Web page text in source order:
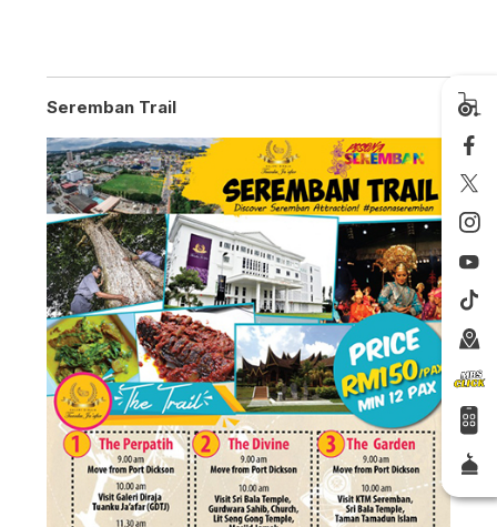
Seremban Trail